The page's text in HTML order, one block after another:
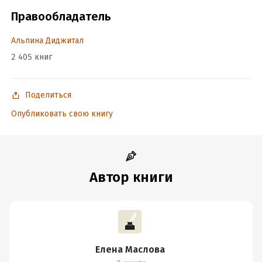
Объем:338566
Дата поступления:
ISBN (EAN):
Правообладатель
Альпина Диджитал
2 405 книг
Поделиться
Опубликовать свою книгу
Автор книги
Елена Маслова